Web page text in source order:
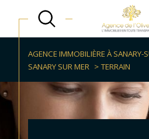
AGENCE IMMOBILIÈRE À SANARY-
SANARY SUR MER
TERRAIN